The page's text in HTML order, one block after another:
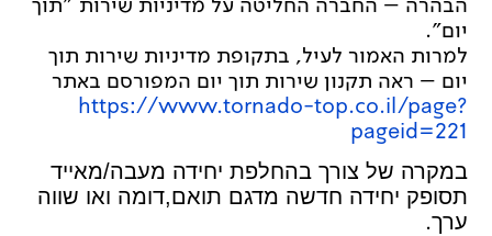
יום״.
למרות האמור לעיל, בתקופת מדיניות שירות תוך
יום – ראה תקנון שירות תוך יום המפורסם באתר
https://www.tornado-top.co.il/page?
pageid=221
במקרה של צורך בהחלפת יחידה מעבה/מאייד
תסופק יחידה חדשה מדגם תואם,דומה ואו שווה
ערך.